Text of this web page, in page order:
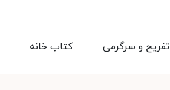
کتاب خانه تفریح و سرگرمی